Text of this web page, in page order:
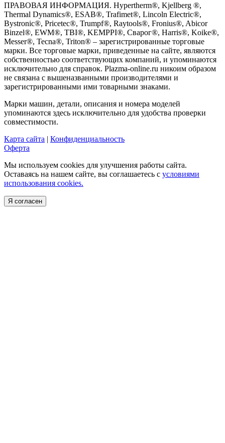
ПРАВОВАЯ ИНФОРМАЦИЯ. Hypertherm®, Kjellberg ®,
Thermal Dynamics®, ESAB®, Trafimet®, Lincoln Electric®,
Bystronic®, Pricetec®, Trumpf®, Raytools®, Fronius®, Abicor
Binzel®, EWM®, TBI®, KEMPPI®, Сварог®, Harris®, Koike®,
Messer®, Tecna®, Triton® – зарегистрированные торговые
марки. Все торговые марки, приведенные на сайте, являются
собственностью соответствующих компаний, и упоминаются
исключительно для справок. Plazma-online.ru никоим образом
не связана с вышеназванными производителями и
зарегистрированными ими товарными знаками.
Марки машин, детали, описания и номера моделей
упоминаются здесь исключительно для удобства проверки
совместимости.
Карта сайта | Конфиденциальность
Оферта
Мы используем cookies для улучшения работы сайта.
Оставаясь на нашем сайте, вы соглашаетесь с условиями
использования cookies.
Я согласен